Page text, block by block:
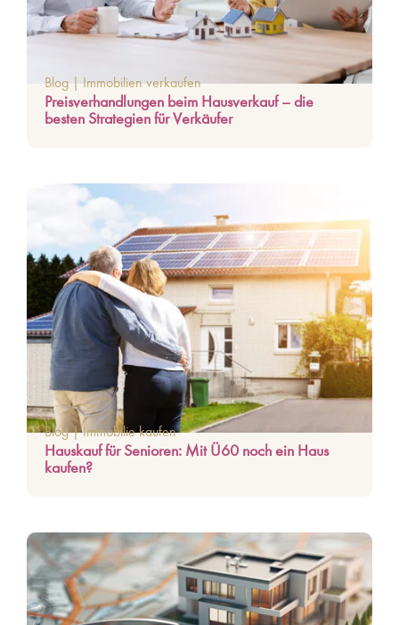
Blog Immobilien verkaufen
Preisverhandlungen beim Hausverkauf – die
besten Strategien für Verkäufer
Blog| Immobilie kaufen
Hauskauf für Senioren: Mit Ü60 noch ein Haus
kaufen?